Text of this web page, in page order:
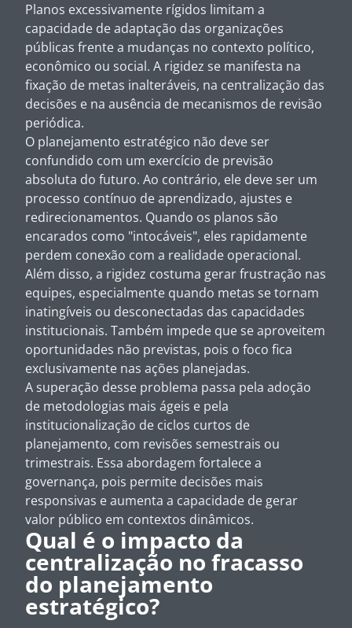
Planos excessivamente rígidos limitam a
capacidade de adaptação das organizações
públicas frente a mudanças no contexto político,
econômico ou social. A rigidez se manifesta na
fixação de metas inalteráveis, na centralização das
decisões e na ausência de mecanismos de revisão
periódica.
O planejamento estratégico não deve ser
confundido com um exercício de previsão
absoluta do futuro. Ao contrário, ele deve ser um
processo contínuo de aprendizado, ajustes e
redirecionamentos. Quando os planos são
encarados como "intocáveis", eles rapidamente
perdem conexão com a realidade operacional.
Além disso, a rigidez costuma gerar frustração nas
equipes, especialmente quando metas se tornam
inatingíveis ou desconectadas das capacidades
institucionais. Também impede que se aproveitem
oportunidades não previstas, pois o foco fica
exclusivamente nas ações planejadas.
A superação desse problema passa pela adoção
de metodologias mais ágeis e pela
institucionalização de ciclos curtos de
planejamento, com revisões semestrais ou
trimestrais. Essa abordagem fortalece a
governança, pois permite decisões mais
responsivas e aumenta a capacidade de gerar
valor público em contextos dinâmicos.
Qual é o impacto da
centralização no fracasso
do planejamento
estratégico?